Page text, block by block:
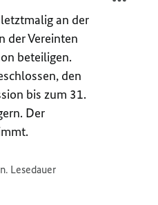
an der
der Vereinten
beteiligen.
den
bis zum 31.
Der
Lesedauer